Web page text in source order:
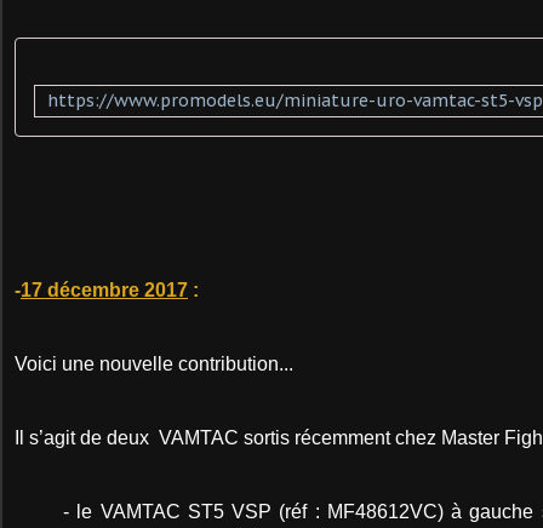
-17 décembre 2017 :
Voici une nouvelle contribution...
Il s’agit de deux VAMTAC sortis récemment chez Master
- le VAMTAC ST5 VSP (réf : MF48612VC) à